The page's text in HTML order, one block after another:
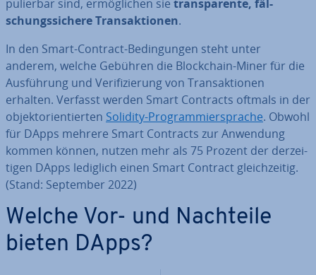
pu­lier­bar sind, er­mög­li­chen sie trans­pa­ren­te, fäl­
schungs­si­che­re Trans­ak­tio­nen.
In den Smart-Contract-Be­din­gun­gen steht unter
anderem, welche Gebühren die Block­chain-Miner für die
Aus­füh­rung und Ve­ri­fi­zie­rung von Trans­ak­tio­nen
erhalten. Verfasst werden Smart Contracts oftmals in der
ob­jekt­ori­en­tier­ten Solidity-Pro­gram­mier­spra­che. Obwohl
für DApps mehrere Smart Contracts zur Anwendung
kommen können, nutzen mehr als 75 Prozent der der­zei­
ti­gen DApps lediglich einen Smart Contract gleich­zei­tig.
(Stand: September 2022)
Welche Vor- und Nachteile
bieten DApps?